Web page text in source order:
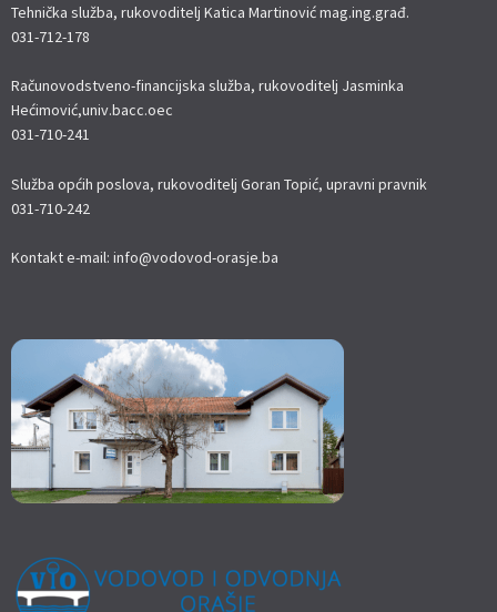
Tehnička služba, rukovoditelj Katica Martinović mag.ing.građ.
031-712-178
Računovodstveno-financijska služba, rukovoditelj Jasminka
Hećimović,univ.bacc.oec
031-710-241
Služba općih poslova, rukovoditelj Goran Topić, upravni pravnik
031-710-242
Kontakt e-mail: info@vodovod-orasje.ba